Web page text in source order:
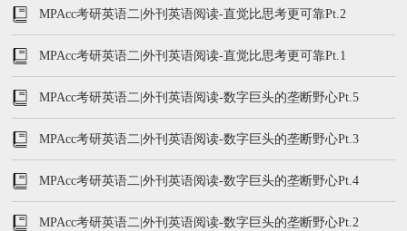
MPAcc考研英语二|外刊英语阅读-直觉比思考更可靠Pt.2
MPAcc考研英语二|外刊英语阅读-直觉比思考更可靠Pt.1
MPAcc考研英语二|外刊英语阅读-数字巨头的垄断野心Pt.5
MPAcc考研英语二|外刊英语阅读-数字巨头的垄断野心Pt.3
MPAcc考研英语二|外刊英语阅读-数字巨头的垄断野心Pt.4
MPAcc考研英语二|外刊英语阅读-数字巨头的垄断野心Pt.2